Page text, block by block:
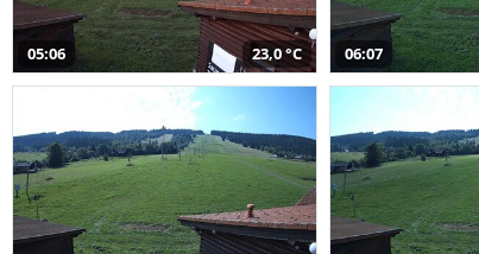
05:06 23,0 °C 06:07